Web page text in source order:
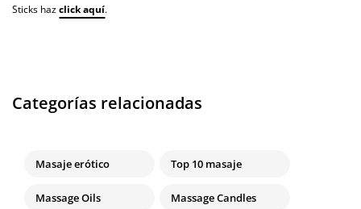
Sticks hazclick aquí.
Categorías relacionadas
Masaje erótico Top 10 masaje
Massage Oils Massage Candles